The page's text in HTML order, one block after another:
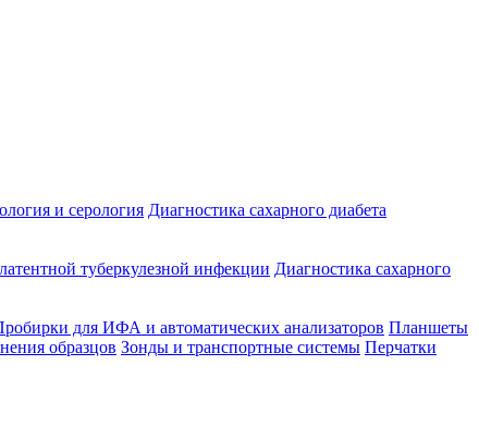
и серология Диагностика сахарного диабета
туберкулезной инфекции Диагностика сахарного
для ИФА и автоматических анализаторов Планшеты
образцов Зонды и транспортные системы Перчатки